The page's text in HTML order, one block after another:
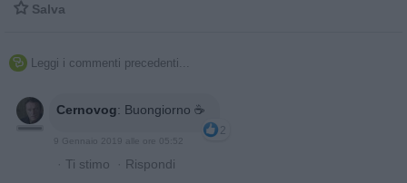
 Salva
 Leggi i commenti precedenti...
Cernovog: Buongiorno ☕️
2
9 Gennaio 2019 alle ore 05:52
· Ti stimo · Rispondi